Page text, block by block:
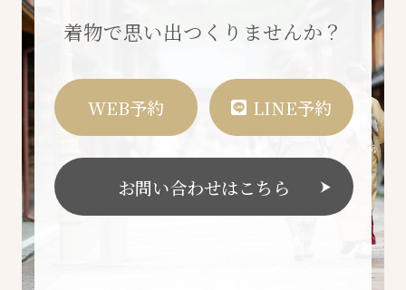
着物で思い出つくりませんか？
WEB予約 LINE予約
お問い合わせはこちら